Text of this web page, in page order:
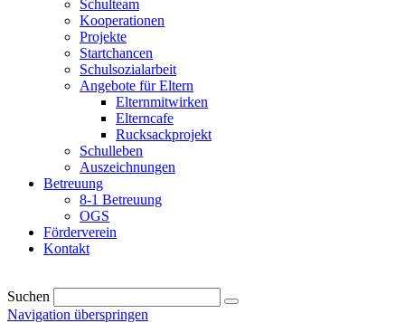
Schulteam
Kooperationen
Projekte
Startchancen
Schulsozialarbeit
Angebote für Eltern
Elternmitwirken
Elterncafe
Rucksackprojekt
Schulleben
Auszeichnungen
Betreuung
8-1 Betreuung
OGS
Förderverein
Kontakt
Suchen
Navigation überspringen